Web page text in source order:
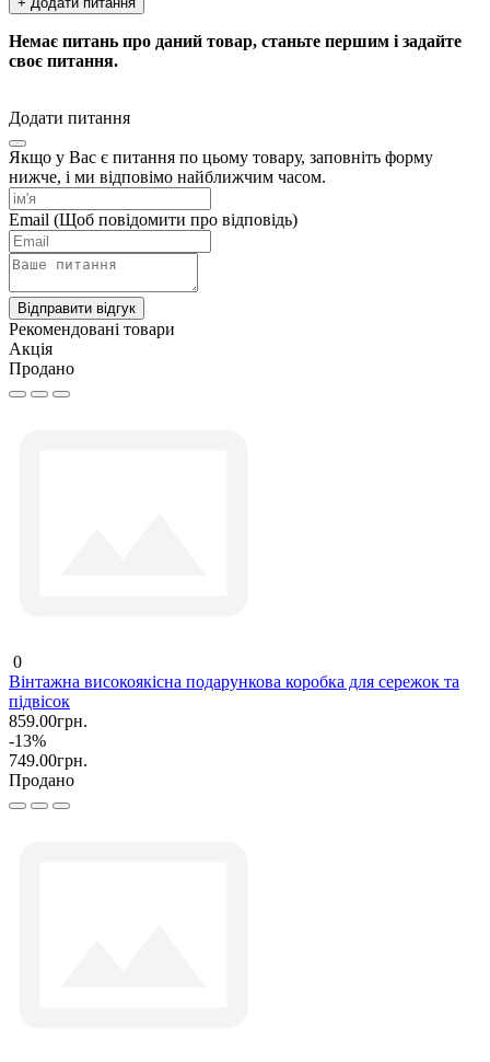
Немає питань про даний товар, станьте першим і задайте
своє питання.
Додати питання
Якщо у Вас є питання по цьому товару, заповніть форму
нижче, і ми відповімо найближчим часом.
Email (Щоб повідомити про відповідь)
Відправити відгук
Рекомендовані товари
Акція
Продано
0
Вінтажна високоякісна подарункова коробка для сережок та
підвісок
859.00грн.
-13%
749.00грн.
Продано